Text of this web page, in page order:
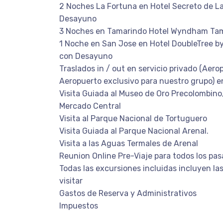
2 Noches La Fortuna en Hotel Secreto de
Desayuno
3 Noches en Tamarindo Hotel Wyndham
1 Noche en San Jose en Hotel DoubleTree
con Desayuno
Traslados in / out en servicio privado
Aeropuerto exclusivo para nuestro grupo)
Visita Guiada al Museo de Oro
Mercado Central
Visita al Parque Nacional de Tortuguero
Visita Guiada al Parque Nacional Arenal.
Visita a las Aguas Termales de Arenal
Reunion Online Pre-Viaje para todos los
Todas las excursiones incluidas incluyen
visitar
Gastos de Reserva y Administrativos
Impuestos